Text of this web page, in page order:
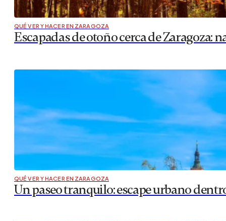
QUÉ VER Y HACER EN ZARAGOZA
Escapadas de otoño cerca de Zaragoza:
QUÉ VER Y HACER EN ZARAGOZA
Un paseo tranquilo: escape urbano